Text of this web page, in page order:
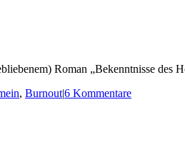
Roman „Bekenntnisse
, Burnout|6 Kommentare